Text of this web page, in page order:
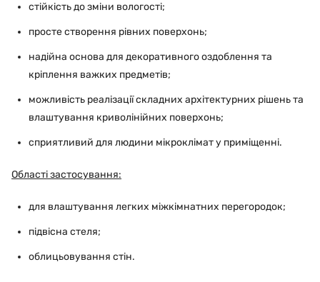
стійкість до зміни вологості;
просте створення рівних поверхонь;
надійна основа для декоративного оздоблення та
кріплення важких предметів;
можливість реалізації складних архітектурних рішень та
влаштування криволінійних поверхонь;
сприятливий для людини мікроклімат у приміщенні.
Області застосування:
для влаштування легких міжкімнатних перегородок;
підвісна стеля;
облицьовування стін.